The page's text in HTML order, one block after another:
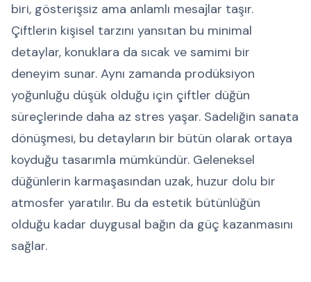
biri, gösterişsiz ama anlamlı mesajlar taşır.
Çiftlerin kişisel tarzını yansıtan bu minimal
detaylar, konuklara da sıcak ve samimi bir
deneyim sunar. Aynı zamanda prodüksiyon
yoğunluğu düşük olduğu için çiftler düğün
süreçlerinde daha az stres yaşar. Sadeliğin sanata
dönüşmesi, bu detayların bir bütün olarak ortaya
koyduğu tasarımla mümkündür. Geleneksel
düğünlerin karmaşasından uzak, huzur dolu bir
atmosfer yaratılır. Bu da estetik bütünlüğün
olduğu kadar duygusal bağın da güç kazanmasını
sağlar.